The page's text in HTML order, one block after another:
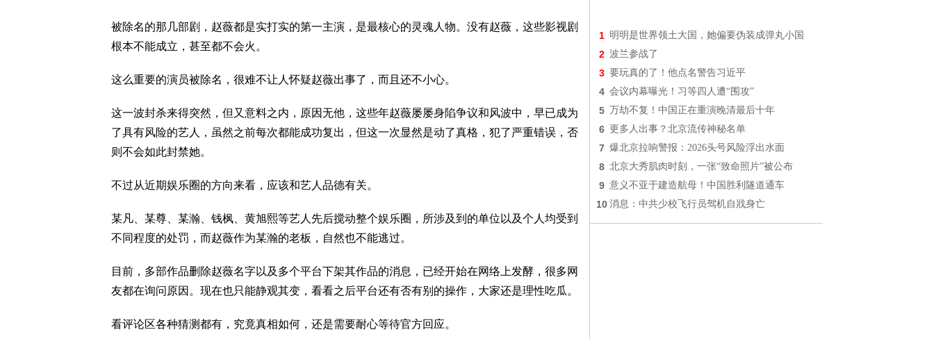
被除名的那几部剧，赵薇都是实打实的第一主演，是最核心的灵魂人物。没有赵薇，这些影视剧
根本不能成立，甚至都不会火。
这么重要的演员被除名，很难不让人怀疑赵薇出事了，而且还不小心。
这一波封杀来得突然，但又意料之内，原因无他，这些年赵薇屡屡身陷争议和风波中，早已成为
了具有风险的艺人，虽然之前每次都能成功复出，但这一次显然是动了真格，犯了严重错误，否
则不会如此封禁她。
不过从近期娱乐圈的方向来看，应该和艺人品德有关。
某凡、某尊、某瀚、钱枫、黄旭熙等艺人先后搅动整个娱乐圈，所涉及到的单位以及个人均受到
不同程度的处罚，而赵薇作为某瀚的老板，自然也不能逃过。
目前，多部作品删除赵薇名字以及多个平台下架其作品的消息，已经开始在网络上发酵，很多网
友都在询问原因。现在也只能静观其变，看看之后平台还有否有别的操作，大家还是理性吃瓜。
看评论区各种猜测都有，究竟真相如何，还是需要耐心等待官方回应。
1 明明是世界领土大国，她偏要伪装成弹丸小国
2 波兰参战了
3 要玩真的了！他点名警告习近平
4 会议内幕曝光！习等四人遭“围攻”
5 万劫不复！中国正在重演晚清最后十年
6 更多人出事？北京流传神秘名单
7 爆北京拉响警报：2026头号风险浮出水面
8 北京大秀肌肉时刻，一张“致命照片”被公布
9 意义不亚于建造航母！中国胜利隧道通车
10 消息：中共少校飞行员驾机自戕身亡